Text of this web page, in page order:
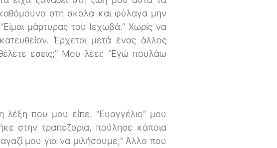
στη σκάλα και φύλαγα μην
μάρτυρας του Ιεχωβά.” Χωρίς να
Έρχεται μετά ένας άλλος
εσείς;” Μου λέει: “Εγώ πουλάω
λέξη που μου είπε: “Ευαγγέλιο” μου
στην τραπεζαρία, πούλησε κάποια
μου για να μιλήσουμε;” Άλλο που